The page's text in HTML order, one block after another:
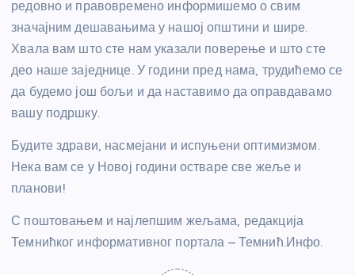
редовно и правовремено информишемо о свим
значајним дешавањима у нашој општини и шире.
Хвала вам што сте нам указали поверење и што сте
део наше заједнице. У години пред нама, трудићемо се
да будемо још бољи и да наставимо да оправдавамо
вашу подршку.
Будите здрави, насмејани и испуњени оптимизмом.
Нека вам се у Новој години остваре све жеље и
планови!
С поштовањем и најлепшим жељама, редакција
Темнићког информативног портала – Темнић.Инфо.